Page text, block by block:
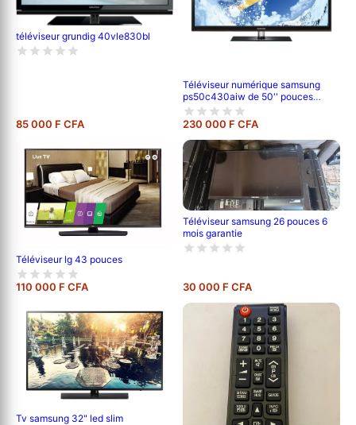
téléviseur grundig 40vle830bl
85 000 F CFA
Téléviseur numérique samsung
ps50c430aiw de 50'' pouces
;120cm de longueur ,full hd (1080p)
-garantie 6 mois
230 000 F CFA
Téléviseur lg 43 pouces
110 000 F CFA
Téléviseur samsung 26 pouces 6
mois garantie
30 000 F CFA
Tv samsung 32" led slim